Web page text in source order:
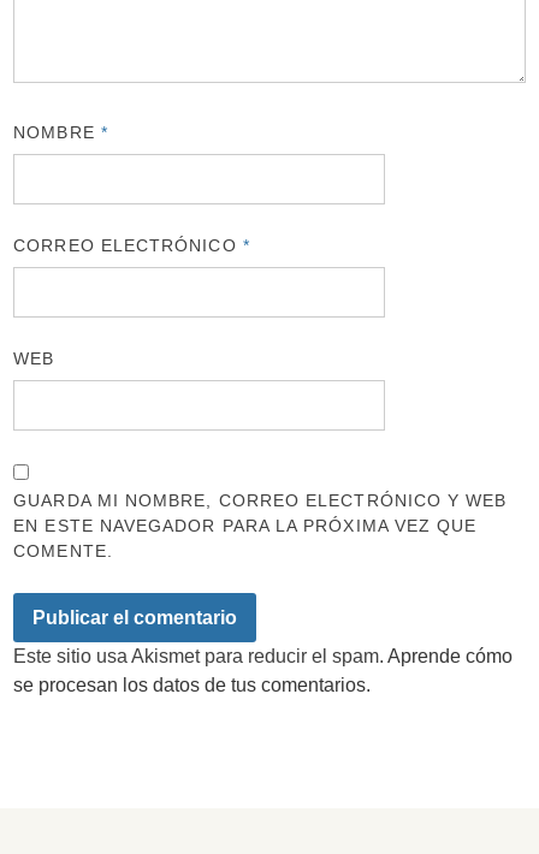
NOMBRE *
CORREO ELECTRÓNICO *
WEB
GUARDA MI NOMBRE, CORREO ELECTRÓNICO Y WEB
EN ESTE NAVEGADOR PARA LA PRÓXIMA VEZ QUE
COMENTE.
Este sitio usa Akismet para reducir el spam.Aprende cómo
se procesan los datos de tus comentarios.